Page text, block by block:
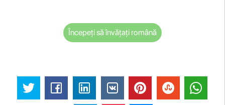
Începeți să învățați română